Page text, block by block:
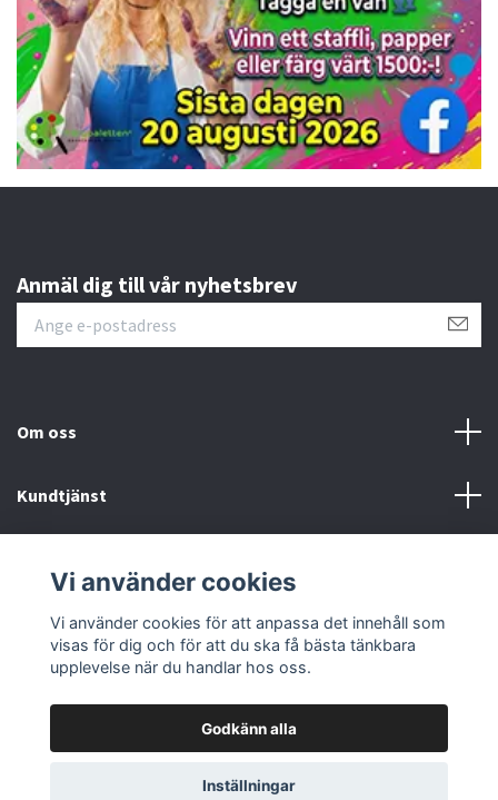
Anmäl dig till vår nyhetsbrev
Om oss
Kundtjänst
Sociala medier
© 2026 Färgpaletten
Vi använder cookies
Vi använder cookies för att anpassa det innehåll som
visas för dig och för att du ska få bästa tänkbara
upplevelse när du handlar hos oss.
Godkänn alla
Inställningar